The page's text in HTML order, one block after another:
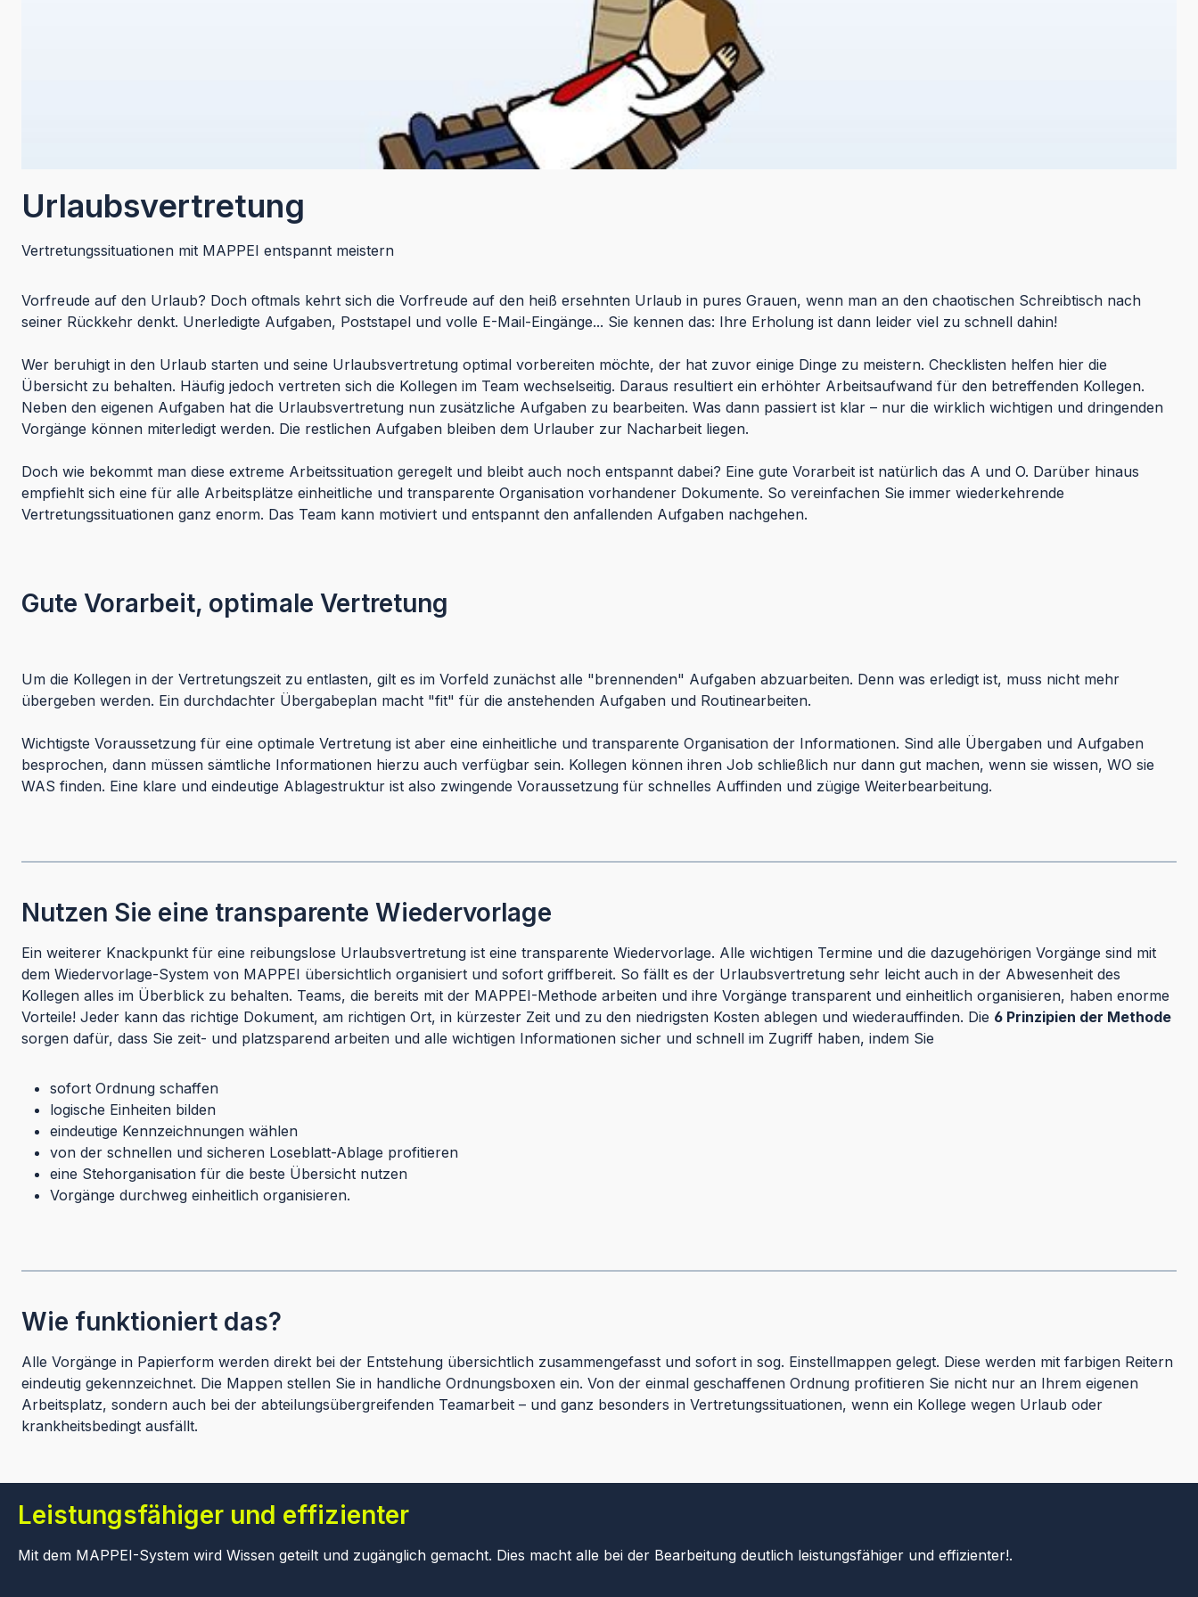
Urlaubsvertretung
Vertretungssituationen mit MAPPEI entspannt meistern
Vorfreude auf den Urlaub? Doch oftmals kehrt sich die Vorfreude auf den heiß ersehnten Urlaub in pures Grauen, wenn man an den chaotischen Schreibtisch nach
seiner Rückkehr denkt. Unerledigte Aufgaben, Poststapel und volle E-Mail-Eingänge... Sie kennen das: Ihre Erholung ist dann leider viel zu schnell dahin!
Wer beruhigt in den Urlaub starten und seine Urlaubsvertretung optimal vorbereiten möchte, der hat zuvor einige Dinge zu meistern. Checklisten helfen hier die
Übersicht zu behalten. Häufig jedoch vertreten sich die Kollegen im Team wechselseitig. Daraus resultiert ein erhöhter Arbeitsaufwand für den betreffenden Kollegen.
Neben den eigenen Aufgaben hat die Urlaubsvertretung nun zusätzliche Aufgaben zu bearbeiten. Was dann passiert ist klar – nur die wirklich wichtigen und dringenden
Vorgänge können miterledigt werden. Die restlichen Aufgaben bleiben dem Urlauber zur Nacharbeit liegen.
Doch wie bekommt man diese extreme Arbeitssituation geregelt und bleibt auch noch entspannt dabei? Eine gute Vorarbeit ist natürlich das A und O. Darüber hinaus
empfiehlt sich eine für alle Arbeitsplätze einheitliche und transparente Organisation vorhandener Dokumente. So vereinfachen Sie immer wiederkehrende
Vertretungssituationen ganz enorm. Das Team kann motiviert und entspannt den anfallenden Aufgaben nachgehen.
Gute Vorarbeit, optimale Vertretung
Um die Kollegen in der Vertretungszeit zu entlasten, gilt es im Vorfeld zunächst alle "brennenden" Aufgaben abzuarbeiten. Denn was erledigt ist, muss nicht mehr
übergeben werden. Ein durchdachter Übergabeplan macht "fit" für die anstehenden Aufgaben und Routinearbeiten.
Wichtigste Voraussetzung für eine optimale Vertretung ist aber eine einheitliche und transparente Organisation der Informationen. Sind alle Übergaben und Aufgaben
besprochen, dann müssen sämtliche Informationen hierzu auch verfügbar sein. Kollegen können ihren Job schließlich nur dann gut machen, wenn sie wissen, WO sie
WAS finden. Eine klare und eindeutige Ablagestruktur ist also zwingende Voraussetzung für schnelles Auffinden und zügige Weiterbearbeitung.
Nutzen Sie eine transparente Wiedervorlage
Ein weiterer Knackpunkt für eine reibungslose Urlaubsvertretung ist eine transparente Wiedervorlage. Alle wichtigen Termine und die dazugehörigen Vorgänge sind mit
dem Wiedervorlage-System von MAPPEI übersichtlich organisiert und sofort griffbereit. So fällt es der Urlaubsvertretung sehr leicht auch in der Abwesenheit des
Kollegen alles im Überblick zu behalten. Teams, die bereits mit der MAPPEI-Methode arbeiten und ihre Vorgänge transparent und einheitlich organisieren, haben enorme
Vorteile! Jeder kann das richtige Dokument, am richtigen Ort, in kürzester Zeit und zu den niedrigsten Kosten ablegen und wiederauffinden. Die 6 Prinzipien der Methode
sorgen dafür, dass Sie zeit- und platzsparend arbeiten und alle wichtigen Informationen sicher und schnell im Zugriff haben, indem Sie
sofort Ordnung schaffen
logische Einheiten bilden
eindeutige Kennzeichnungen wählen
von der schnellen und sicheren Loseblatt-Ablage profitieren
eine Stehorganisation für die beste Übersicht nutzen
Vorgänge durchweg einheitlich organisieren.
Wie funktioniert das?
Alle Vorgänge in Papierform werden direkt bei der Entstehung übersichtlich zusammengefasst und sofort in sog. Einstellmappen gelegt. Diese werden mit farbigen Reitern
eindeutig gekennzeichnet. Die Mappen stellen Sie in handliche Ordnungsboxen ein. Von der einmal geschaffenen Ordnung profitieren Sie nicht nur an Ihrem eigenen
Arbeitsplatz, sondern auch bei der abteilungsübergreifenden Teamarbeit – und ganz besonders in Vertretungssituationen, wenn ein Kollege wegen Urlaub oder
krankheitsbedingt ausfällt.
Leistungsfähiger und effizienter
Mit dem MAPPEI-System wird Wissen geteilt und zugänglich gemacht. Dies macht alle bei der Bearbeitung deutlich leistungsfähiger und effizienter!.